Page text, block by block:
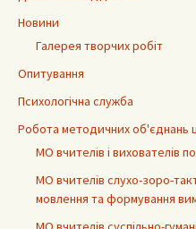
Новини
Галерея творчих робіт
Опитування
Психологічна служба
Робота методичних об'єднань
МО вчителів і вихователів
МО вчителів слухо-зоро-
мовлення та формування